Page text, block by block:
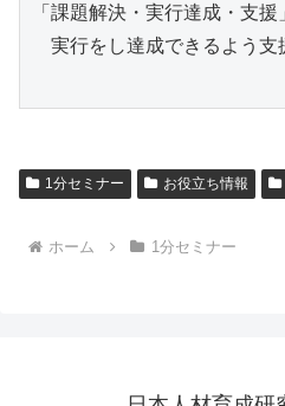
「課題解決・実行達成・支援
実行をし達成できるよう支
1分セミナー お役立ち情報
ホーム 1分セミナー